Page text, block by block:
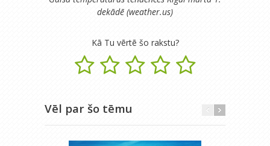
dekādē (weather.us)
Kā Tu vērtē šo rakstu?
Vēl par šo tēmu